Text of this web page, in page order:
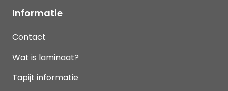
Informatie
Contact
Wat is laminaat?
Tapijt informatie